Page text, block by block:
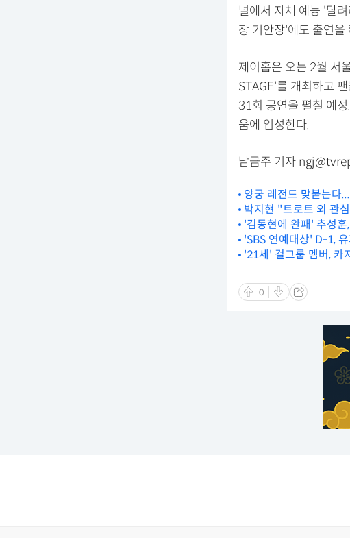
널에서 자체 예능 '달
장 기안장'에도 출연을
제이홉은 오는 2월 서
STAGE'를 개최하고
31회 공연을 펼칠 예
움에 입성한다.
남금주 기자
양궁 레전드 맞붙는다
박지현 "트로트 외 관
'김동현에 완패' 추성
'SBS 연예대상' D-1,
'21세' 걸그룹 멤버, 카
0